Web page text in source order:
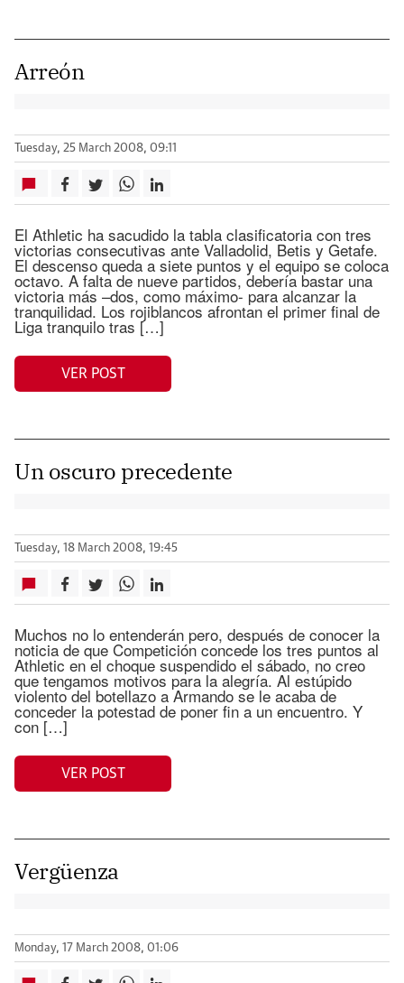
Arreón
Tuesday, 25 March 2008, 09:11
El Athletic ha sacudido la tabla clasificatoria con tres
victorias consecutivas ante Valladolid, Betis y Getafe.
El descenso queda a siete puntos y el equipo se coloca
octavo. A falta de nueve partidos, debería bastar una
victoria más –dos, como máximo- para alcanzar la
tranquilidad. Los rojiblancos afrontan el primer final de
Liga tranquilo tras […]
VER POST
Un oscuro precedente
Tuesday, 18 March 2008, 19:45
Muchos no lo entenderán pero, después de conocer la
noticia de que Competición concede los tres puntos al
Athletic en el choque suspendido el sábado, no creo
que tengamos motivos para la alegría. Al estúpido
violento del botellazo a Armando se le acaba de
conceder la potestad de poner fin a un encuentro. Y
con […]
VER POST
Vergüenza
Monday, 17 March 2008, 01:06